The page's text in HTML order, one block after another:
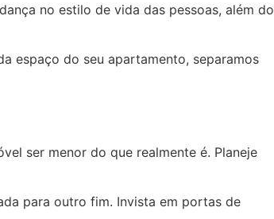
no estilo de vida das pessoas, além do
espaço do seu apartamento, separamos
ser menor do que realmente é. Planeje
para outro fim. Invista em portas de